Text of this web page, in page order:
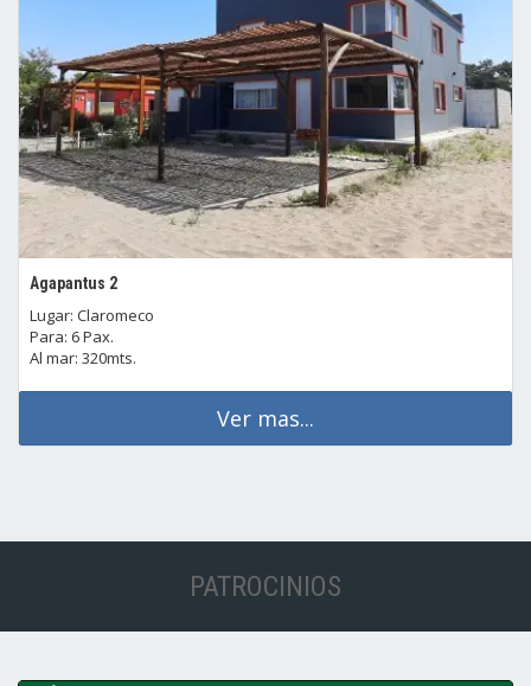
Agapantus 2
Lugar: Claromeco
Para: 6 Pax.
Al mar: 320mts.
Ver mas...
PATROCINIOS